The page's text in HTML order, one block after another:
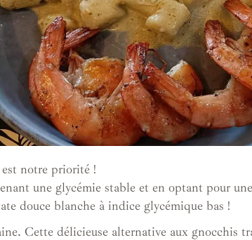
notre priorité !
une glycémie stable et en optant pour
douce blanche à indice glycémique bas !
Cette délicieuse alternative aux gnocchis